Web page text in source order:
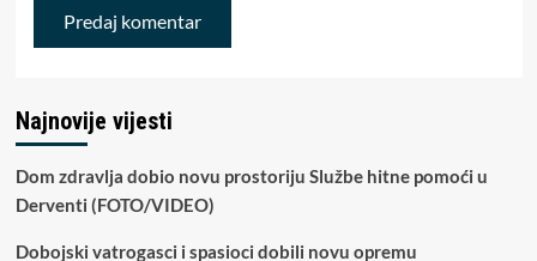
Najnovije vijesti
Dom zdravlja dobio novu prostoriju Službe hitne pomoći u
Derventi (FOTO/VIDEO)
Dobojski vatrogasci i spasioci dobili novu opremu